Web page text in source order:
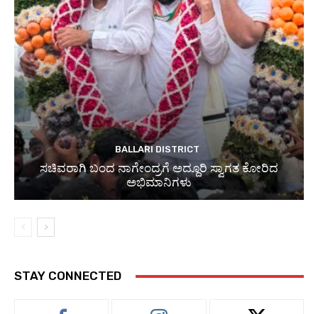
BALLARI DISTRICT
ಸಚಿವರಾಗಿ ಬಂದ ನಾಗೇಂದ್ರಗೆ ಅದ್ದೂರಿ ಸ್ವಾಗತ ಕೋರಿದ
ಅಭಿಮಾನಿಗಳು
STAY CONNECTED